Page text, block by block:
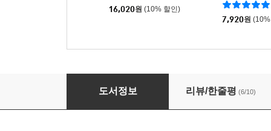
16,020원 (10% 할인)
7,920원
네모네모 로직 고급편 2
도서정보 리뷰/한줄평 (6/10)